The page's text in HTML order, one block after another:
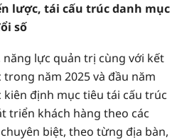
lược, tái cấu trúc danh mục
số
năng lực quản trị cùng với kết
năm 2025 và đầu năm
kiên định mục tiêu tái cấu trúc
triển khách hàng theo các
biệt, theo từng địa bàn,